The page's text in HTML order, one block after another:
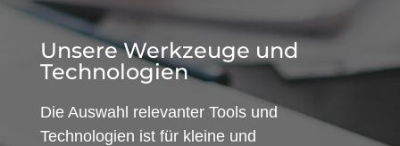
Unsere Werkzeuge und
Technologien
Die Auswahl relevanter Tools und
Technologien ist für kleine und